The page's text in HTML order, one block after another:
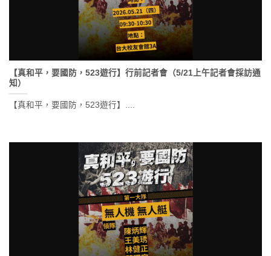
【真和平，要國防，523遊行】行前記者會（5/21上午記者會採訪通
知）
【真和平，要國防，523遊行】....